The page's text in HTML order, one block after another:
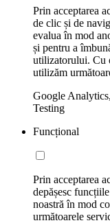
Prin acceptarea
de clic și de
evalua în mod
și pentru a
utilizatorului. Cu
utilizăm
Google
Testing
Funcțional
Prin acceptarea
depășesc
noastră în mod
următoarele